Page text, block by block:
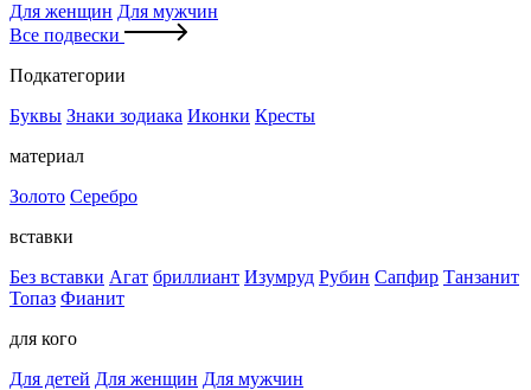
Для женщин Для мужчин
Все подвески
Подкатегории
Буквы Знаки зодиака Иконки Кресты
материал
Золото Серебро
вставки
Без вставки Агат бриллиант Изумруд Рубин Сапфир Танзанит
Топаз Фианит
для кого
Для детей Для женщин Для мужчин